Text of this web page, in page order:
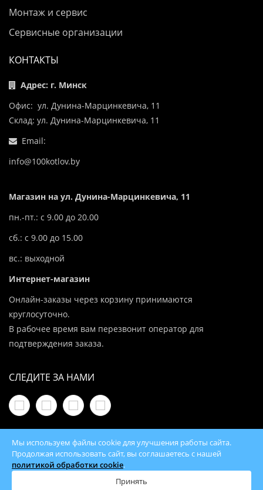
Монтаж и сервис
Сервисные организации
КОНТАКТЫ
Адрес: г. Минск
Офис: ул. Дунина-Марцинкевича, 11
Склад: ул. Дунина-Марцинкевича, 11
Email:
info@100kotlov.by
Магазин на ул. Дунина-Марцинкевича, 11
пн.-пт.: с 9.00 до 20.00
сб.: с 9.00 до 15.00
вс.: выходной
Интернет-магазин
Онлайн-заказы через корзину принимаются
круглосуточно.
В рабочее время вам перезвонит оператор для
подтверждения заказа.
СЛЕДИТЕ ЗА НАМИ
© 2026 100Kotlov.by — продажа отопительного
оборудования с доставкой по всей Беларуси
Мы используем файлы cookie для улучшения работы сайта.
Продолжая использовать сайт, вы соглашаетесь с нашей
политикой обработки cookie.
Принять